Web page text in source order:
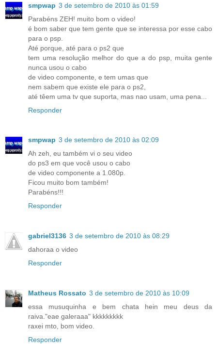
smpwap 3 de setembro de 2010 às 01:59
Parabéns ZEH! muito bom o video!
é bom saber que tem gente que se interessa por esse cabo
para o psp.
Até porque, até para o ps2 que
tem uma resolução melhor do que a do psp, muita gente
nunca usou o cabo
de video componente, e tem umas que
nem sabem que existe ele para o ps2,
até têem uma tv que suporta, mas nao usam, uma pena...
Responder
smpwap 3 de setembro de 2010 às 02:09
Ah zeh, eu também vi o seu video
do ps3 em que você usou o cabo
de video componente a 1.080p.
Ficou muito bom também!
Parabéns!!!
Responder
gabriel3136 3 de setembro de 2010 às 08:29
dahoraa o video
Responder
Matheus Rossato 3 de setembro de 2010 às 10:09
essa musuquinha e bem chata hein meu deus da
raiva."eae galeraaa" kkkkkkkkk
raxei mto, bom video.
Responder